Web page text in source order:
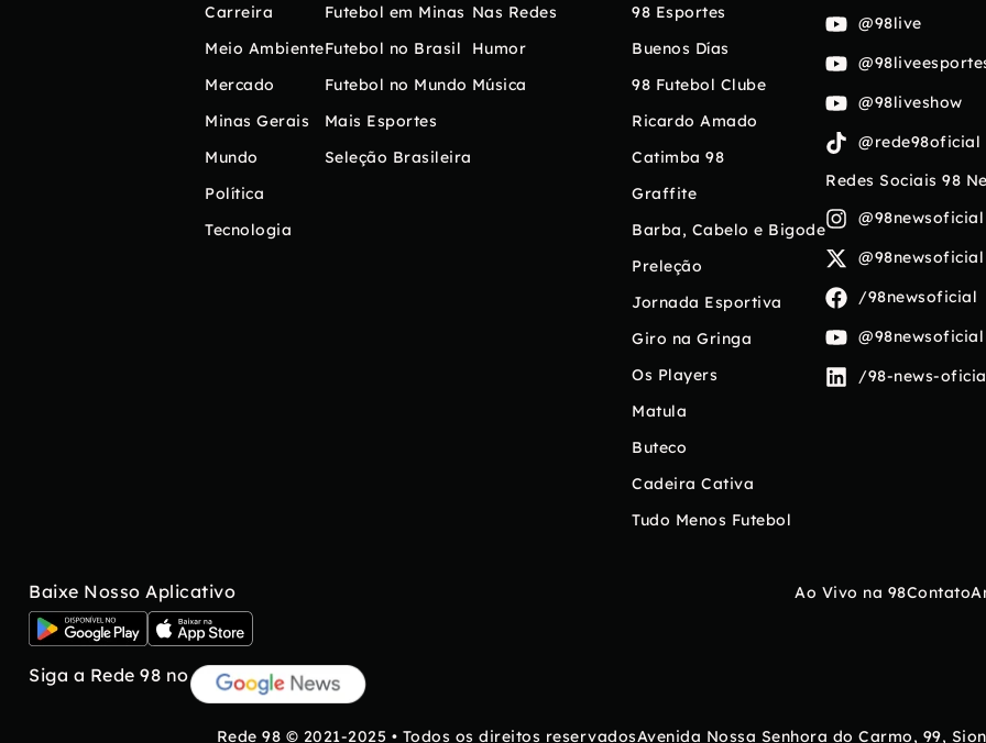
Carreira
Meio Ambiente
Mercado
Minas Gerais
Mundo
Política
Tecnologia
Futebol em Minas
Futebol no Brasil
Futebol no Mundo
Mais Esportes
Seleção Brasileira
Nas Redes
Humor
Música
98 Esportes
Buenos Días
98 Futebol Clube
Ricardo Amado
Catimba 98
Graffite
Barba, Cabelo e Bigode
Preleção
Jornada Esportiva
Giro na Gringa
Os Players
Matula
Buteco
Cadeira Cativa
Tudo Menos Futebol
@98live
@98liveshow
@rede98oficial
Redes Sociais 98
@98newsoficial
@98newsoficial
/98newsoficial
@98newsoficial
/98-news-
Baixe Nosso Aplicativo
Siga a Rede 98 no
Ao Vivo na 98Contato
Rede 98 © 2021-2025 • Todos os direitos reservadosAvenida Nossa Senhora do Carmo, 99,